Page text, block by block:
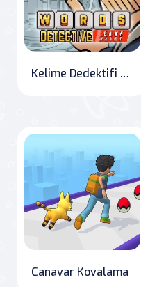
Kelime Dedektifi Banka Soygunu
Canavar Kovalama